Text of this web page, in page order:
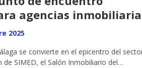
agencias
2025
se convierte en el epicentro del
SIMED, el Salón Inmobiliario del…